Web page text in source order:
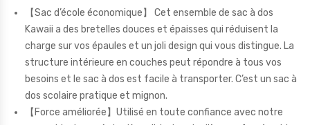
【Sac d’école économique】 Cet ensemble de sac à dos
Kawaii a des bretelles douces et épaisses qui réduisent la
charge sur vos épaules et un joli design qui vous distingue. La
structure intérieure en couches peut répondre à tous vos
besoins et le sac à dos est facile à transporter. C’est un sac à
dos scolaire pratique et mignon.
【Force améliorée】Utilisé en toute confiance avec notre